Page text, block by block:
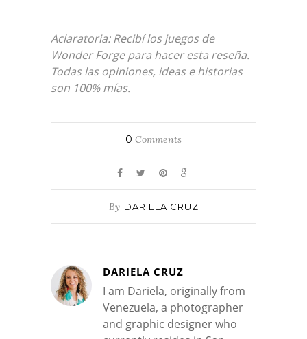
Aclaratoria: Recibí los juegos de
Wonder Forge para hacer esta reseña.
Todas las opiniones, ideas e historias
son 100% mías.
0 Comments
By DARIELA CRUZ
DARIELA CRUZ
I am Dariela, originally from
Venezuela, a photographer
and graphic designer who